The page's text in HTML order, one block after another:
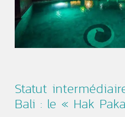
Statut
Bali : le « Hak